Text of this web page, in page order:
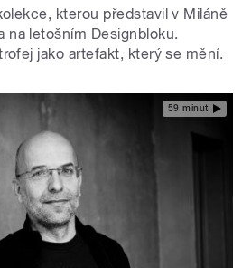
kterou představil v Miláně
na letošním Designbloku.
jako artefakt, který se mění.
59 minut